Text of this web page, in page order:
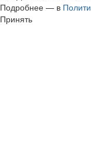
Подробнее — в
Принять